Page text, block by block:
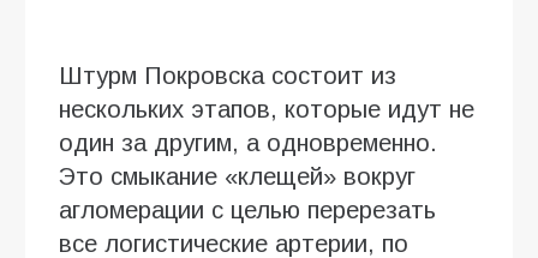
Штурм Покровска состоит из
нескольких этапов, которые идут не
один за другим, а одновременно.
Это смыкание «клещей» вокруг
агломерации с целью перерезать
все логистические артерии, по